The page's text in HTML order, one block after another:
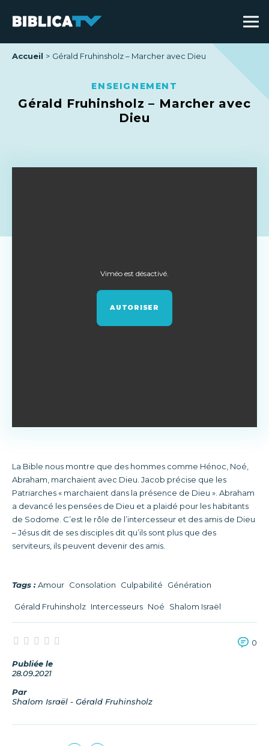
Accueil Gérald Fruhinsholz – Marcher avec Dieu
ENSEIGNEMENT
Gérald Fruhinsholz – Marcher avec
Dieu
Viméo est désactivé.
AUTORISER
La Bible nous montre que des hommes comme Hénoc, Noé,
Abraham, marchaient avec Dieu. Jacob précise que les
Patriarches « marchaient dans la présence de Dieu ». Abraham
a devancé les pensées de Dieu et a plaidé pour les habitants
de Sodome. C’est le rôle de l’intercesseur et des amis de Dieu
– Jésus dit de ses disciples dit qu’ils sont plus que des
serviteurs, ils peuvent devenir des amis.
Tags : Amour Consolation Culpabilité Génération
Gérald Fruhinsholz Intercesseurs Noé Shalom Israël
0
Publiée le
28.09.2021
Par
Shalom Israël - Gérald Fruhinsholz